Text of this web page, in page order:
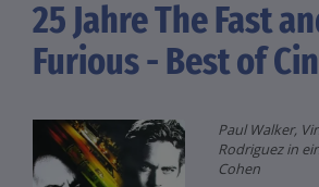
25 Jahre The Fast
Furious - Best of
Paul Walker,
Rodriguez in
Cohen